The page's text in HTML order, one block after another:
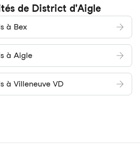
de District d'Aigle
à Bex
à Aigle
à Villeneuve VD